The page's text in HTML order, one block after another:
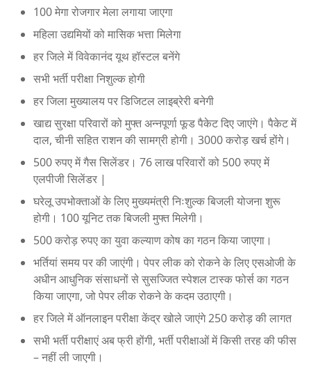
100 मेगा रोजगार मेला लगाया जाएगा
महिला उद्यमियों को मासिक भत्ता मिलेगा
हर जिले में विवेकानंद यूथ हॉस्टल बनेंगे
सभी भर्ती परीक्षा निशुल्क होगी
हर जिला मुख्यालय पर डिजिटल लाइब्रेरी बनेगी
खाद्य सुरक्षा परिवारों को मुफ्त अन्नपूर्णा फूड पैकेट दिए जाएंगे। पैकेट में
दाल, चीनी सहित राशन की सामग्री होगी। 3000 करोड़ खर्च होंगे।
500 रुपए में गैस सिलेंडर। 76 लाख परिवारों को 500 रुपए में
एलपीजी सिलेंडर |
घरेलू उपभोक्ताओं के लिए मुख्यमंत्री निःशुल्क बिजली योजना शुरू
होगी। 100 यूनिट तक बिजली मुफ्त मिलेगी।
500 करोड़ रुपए का युवा कल्याण कोष का गठन किया जाएगा।
भर्तियां समय पर की जाएंगी। पेपर लीक को रोकने के लिए एसओजी के
अधीन आधुनिक संसाधनों से सुसज्जित स्पेशल टास्क फोर्स का गठन
किया जाएगा, जो पेपर लीक रोकने के कदम उठाएगी।
हर जिले में ऑनलाइन परीक्षा केंद्र खोले जाएंगे 250 करोड़ की लागत
सभी भर्ती परीक्षाएं अब फ्री होंगी, भर्ती परीक्षाओं में किसी तरह की फीस
– नहीं ली जाएगी।